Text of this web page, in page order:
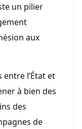
un pilier
aux
l’État et
à bien des
des
de